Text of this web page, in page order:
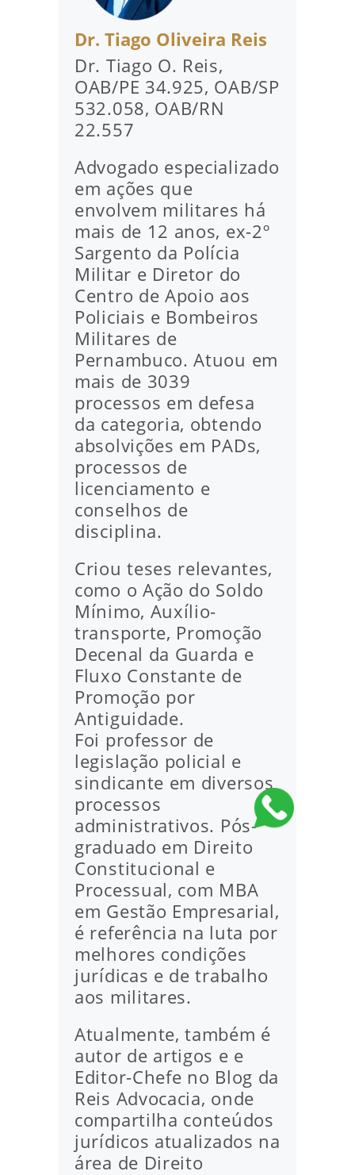
Dr. Tiago Oliveira Reis
Dr. Tiago O. Reis,
OAB/PE 34.925, OAB/SP
532.058, OAB/RN
22.557
Advogado especializado
em ações que
envolvem militares há
mais de 12 anos, ex-2º
Sargento da Polícia
Militar e Diretor do
Centro de Apoio aos
Policiais e Bombeiros
Militares de
Pernambuco. Atuou em
mais de 3039
processos em defesa
da categoria, obtendo
absolvições em PADs,
processos de
licenciamento e
conselhos de
disciplina.
Criou teses relevantes,
como o Ação do Soldo
Mínimo, Auxílio-
transporte, Promoção
Decenal da Guarda e
Fluxo Constante de
Promoção por
Antiguidade.
Foi professor de
legislação policial e
sindicante em diversos
processos
administrativos. Pós-
graduado em Direito
Constitucional e
Processual, com MBA
em Gestão Empresarial,
é referência na luta por
melhores condições
jurídicas e de trabalho
aos militares.
Atualmente, também é
autor de artigos e e
Editor-Chefe no Blog da
Reis Advocacia, onde
compartilha conteúdos
jurídicos atualizados na
área de Direito